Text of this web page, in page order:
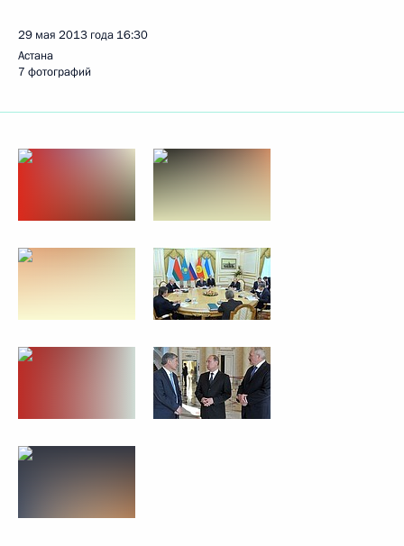
29 мая 2013 года 16:30
Астана
7 фотографий